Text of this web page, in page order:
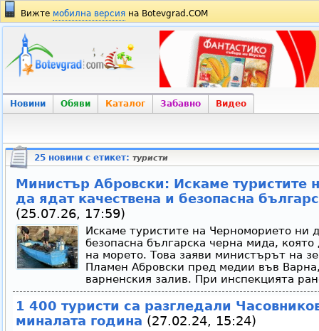
Вижте мобилна версия на Botevgrad.COM
Новини Обяви Каталог Забавно Видео
25 новини с етикет: туристи
Министър Абровски: Искаме туристите
да ядат качествена и безопасна
(25.07.26, 17:59)
Искаме туристите на Черноморието ни
безопасна българска черна мида,
на морето. Това заяви министърът на
Пламен Абровски пред медии във
варненския залив. При инспекцията
1 400 туристи са разгледали
миналата година (27.02.24, 15:24)